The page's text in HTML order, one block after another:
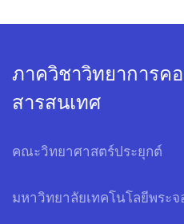
ภาควิชาวิทยาการค
สารสนเทศ
คณะวิทยาศาสตร์ประยุกต์
มหาวิทยาลัยเทคโนโลยีพระจ